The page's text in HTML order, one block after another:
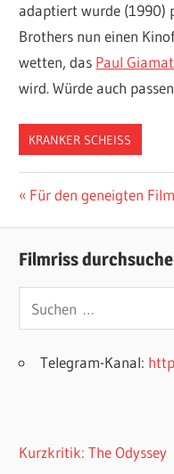
adaptiert wurde (1990)
Brothers nun einen
wetten, das Paul
wird. Würde auch
KRANKER SCHEISS
Vorheriger
Für den geneigten
Filmriss
nach:
Telegram-Kanal:
Kurzkritik: The Odyssey